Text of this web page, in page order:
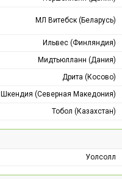
МЛ Витебск (Беларусь)
Ильвес (Финляндия)
Мидтьюлланн (Дания)
Дрита (Косово)
Шкендия (Северная Македония)
Тобол (Казахстан)
Уолсолл